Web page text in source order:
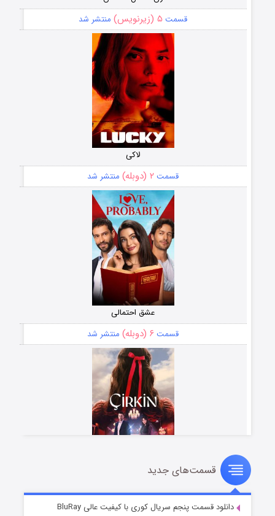
قسمت ۵ (زیرنویس) منتشر شد
لاکی
قسمت ۲ (دوبله) منتشر شد
عشق احتمالی
قسمت ۶ (دوبله) منتشر شد
سریال زشت
قسمت۵ (زیرنویس) منتشر شد
قسمت‌های جدید
دانلود قسمت پنجم سریال کوری با کیفیت عالی BluRay